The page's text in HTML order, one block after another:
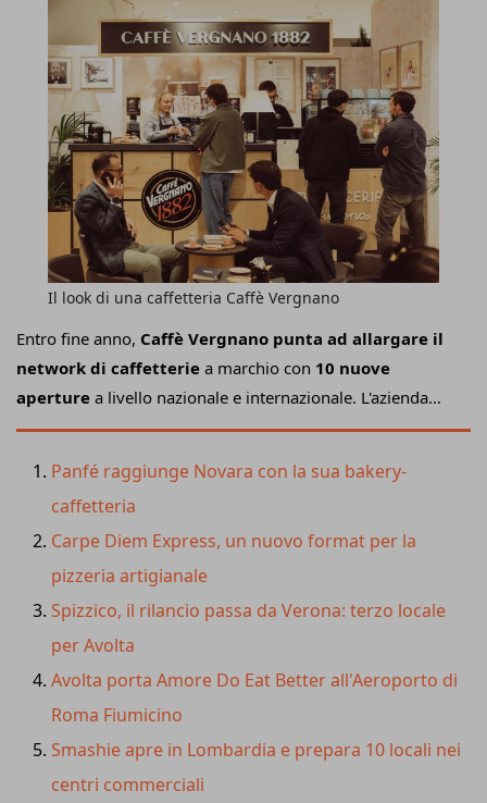
Entro fine anno, Caffè Vergnano punta ad allargare il
network di caffetterie a marchio con 10 nuove
aperture a livello nazionale e internazionale. L'azienda
accelera dunque il proprio piano di espansione con
mondo confermando un posizionamento premium
verrà introdotto anche nei punti vendita già esistenti grazie
a mirati interventi di restyling e ampliamento.
Il look di una caffetteria Caffè Vergnano
Panfé raggiunge Novara con la sua bakery-
caffetteria
Carpe Diem Express, un nuovo format per la
pizzeria artigianale
Spizzico, il rilancio passa da Verona: terzo locale
per Avolta
Avolta porta Amore Do Eat Better all'Aeroporto di
Roma Fiumicino
Smashie apre in Lombardia e prepara 10 locali nei
centri commerciali